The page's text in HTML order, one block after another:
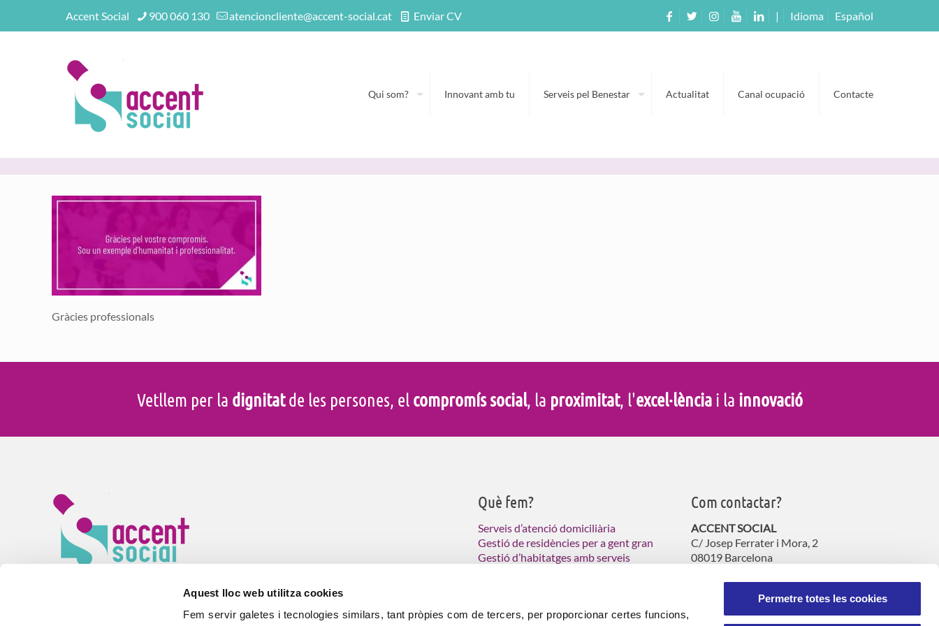
Aquest lloc web utilitza cookies
Fem servir galetes i tecnologies similars, tant pròpies com de tercers, per proporcionar certes funcions,
Permetre totes les cookies
Accent Social 900 060 130 atencioncliente@accent-social.cat Enviar CV | Idioma Español
Qui som? Innovant amb tu Serveis pel Benestar Actualitat Canal ocupació Contacte
Gràcies professionals
Vetllem per la dignitatde les persones, el compromís social, la proximitat, l'excel·lènciai la innovació
especials arreu de Catalunya. Gestionemserveis d’atenció domiciliària (SAD),
Què fem?
Serveis d’atenció domiciliària
Gestió de residències per a gent gran
Gestió d’habitatges amb serveis
Com contactar?
ACCENT SOCIAL
C/ Josep Ferrater i Mora, 2
08019 Barcelona
atencioncliente@accent-social.cat